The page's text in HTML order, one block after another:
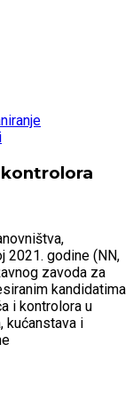
2021. godine (NN,
zavoda za
kandidatima
i kontrolora u
kućanstava i